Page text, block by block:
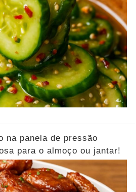
na panela de pressão
para o almoço ou jantar!